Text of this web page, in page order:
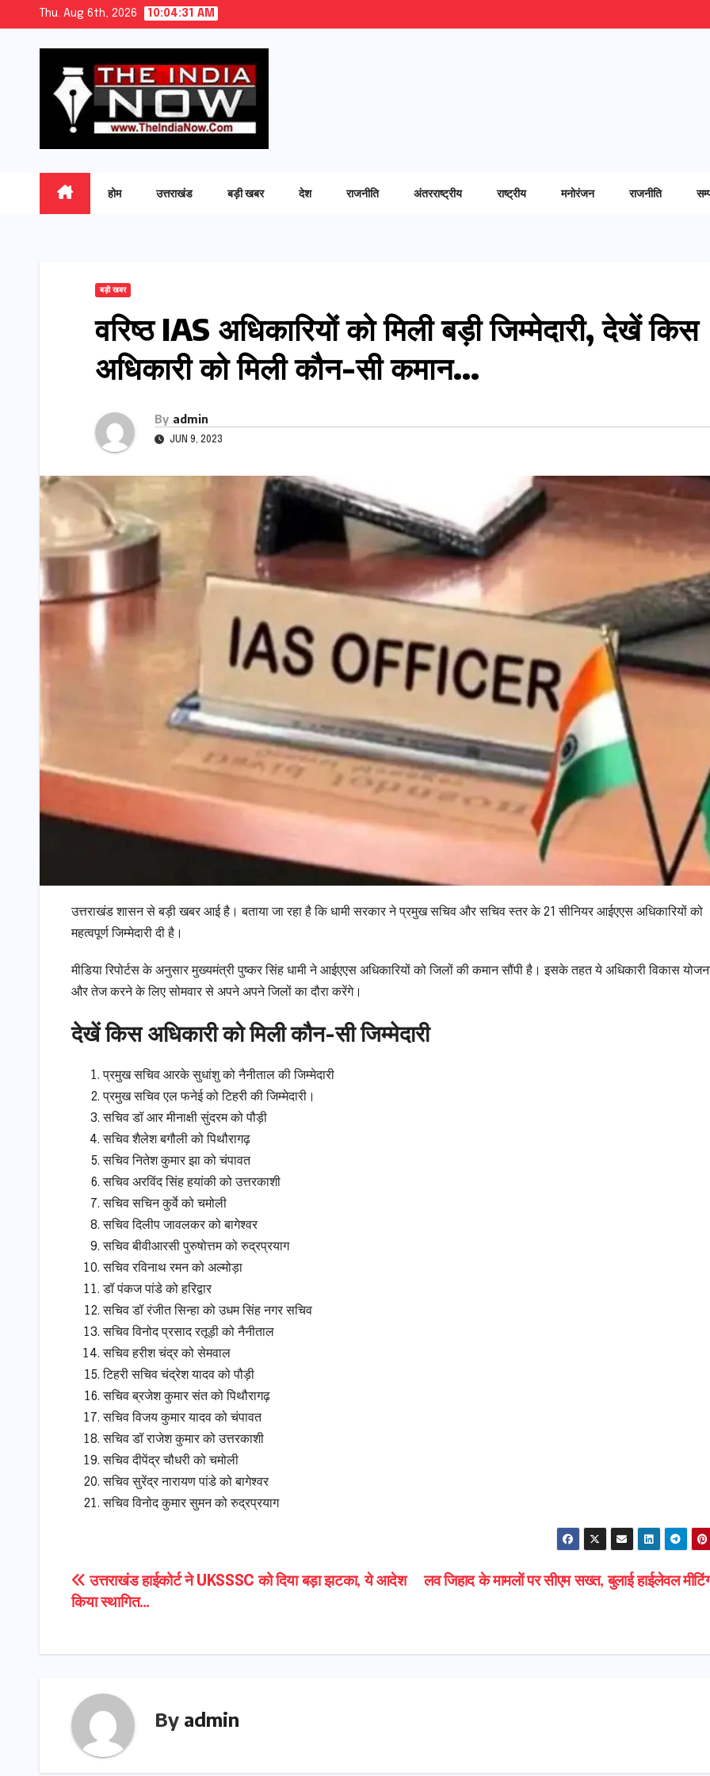
Thu. Aug 6th, 2026 10:04:32 AM
होम उत्तराखंड बड़ी खबर देश राजनीति अंतरराष्ट्रीय राष्ट्रीय मनोरंजन राजनीति
बड़ी खबर
वरिष्ठ IAS अधिकारियों को मिली बड़ी जिम्मेदारी, देखें किस
अधिकारी को मिली कौन-सी कमान…
By admin
JUN 9, 2023
उत्तराखंड शासन से बड़ी खबर आई है। बताया जा रहा है कि धामी सरकार ने प्रमुख सचिव और सचिव स्तर के 21 सीनियर आईएएस अधिकारियों को
महत्वपूर्ण जिम्मेदारी दी है।
मीडिया रिपोर्टस के अनुसार मुख्यमंत्री पुष्कर सिंह धामी ने आईएएस अधिकारियों को जिलों की कमान सौंपी है। इसके तहत ये अधिकारी विकास
और तेज करने के लिए सोमवार से अपने अपने जिलों का दौरा करेंगे।
देखें किस अधिकारी को मिली कौन-सी जिम्मेदारी
प्रमुख सचिव आरके सुधांशु को नैनीताल की जिम्मेदारी
प्रमुख सचिव एल फनेई को टिहरी की जिम्मेदारी।
सचिव डॉ आर मीनाक्षी सुंदरम को पौड़ी
सचिव शैलेश बगौली को पिथौरागढ़
सचिव नितेश कुमार झा को चंपावत
सचिव अरविंद सिंह हयांकी को उत्तरकाशी
सचिव सचिन कुर्वे को चमोली
सचिव दिलीप जावलकर को बागेश्वर
सचिव बीवीआरसी पुरुषोत्तम को रुद्रप्रयाग
सचिव रविनाथ रमन को अल्मोड़ा
डॉ पंकज पांडे को हरिद्वार
सचिव डॉ रंजीत सिन्हा को उधम सिंह नगर सचिव
सचिव विनोद प्रसाद रतूड़ी को नैनीताल
सचिव हरीश चंद्र को सेमवाल
टिहरी सचिव चंद्रेश यादव को पौड़ी
सचिव ब्रजेश कुमार संत को पिथौरागढ़
सचिव विजय कुमार यादव को चंपावत
सचिव डॉ राजेश कुमार को उत्तरकाशी
सचिव दीपेंद्र चौधरी को चमोली
सचिव सुरेंद्र नारायण पांडे को बागेश्वर
सचिव विनोद कुमार सुमन को रुद्रप्रयाग
Post
लव जिहाद के मामलों पर सीएम सख्त, बुलाई हाईलेवल
उत्तराखंड हाईकोर्ट ने UKSSSC को दिया बड़ा झटका, ये आदेश
किया स्थागित…
By admin